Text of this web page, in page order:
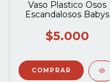
Vaso Plastico Osos
Escandalosos Babys
$5.000